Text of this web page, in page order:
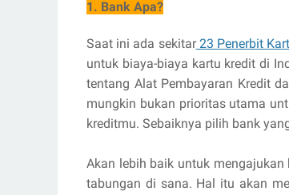
1. Bank Apa?
Saat ini ada sekitar23 Penerbit
untuk biaya-biaya kartu kredit di
tentang Alat Pembayaran Kredit
mungkin bukan prioritas utama
kreditmu. Sebaiknya pilih bank
Akan lebih baik untuk
tabungan di sana. Hal itu akan